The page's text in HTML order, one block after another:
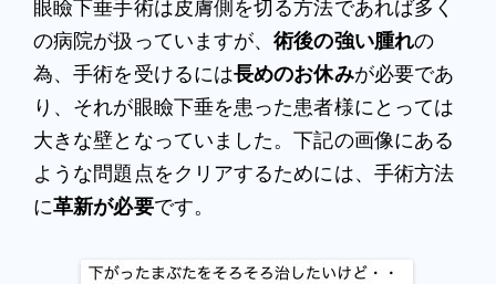
眼瞼下垂手術は皮膚側を切る方法であれば多く
の病院が扱っていますが、術後の強い腫れの
為、手術を受けるには長めのお休みが必要であ
り、それが眼瞼下垂を患った患者様にとっては
大きな壁となっていました。下記の画像にある
ような問題点をクリアするためには、手術方法
に革新が必要です。